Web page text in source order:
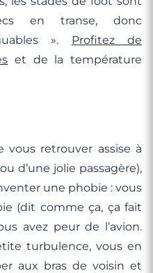
en transe, donc
». Profitez de
et de la température
vous retrouver assise à
d’une jolie passagère),
une phobie : vous
(dit comme ça, ça fait
avez peur de l’avion.
turbulence, vous en
aux bras de voisin et